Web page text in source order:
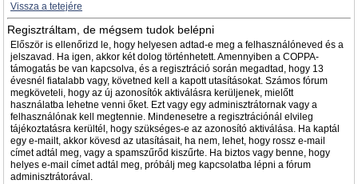
Vissza a tetejére
Regisztráltam, de mégsem tudok belépni
Először is ellenőrizd le, hogy helyesen adtad-e meg a felhasználóneved és a
jelszavad. Ha igen, akkor két dolog történhetett. Amennyiben a COPPA-
támogatás be van kapcsolva, és a regisztráció során megadtad, hogy 13
évesnél fiatalabb vagy, követned kell a kapott utasításokat. Számos fórum
megköveteli, hogy az új azonosítók aktiválásra kerüljenek, mielőtt
használatba lehetne venni őket. Ezt vagy egy adminisztrátornak vagy a
felhasználónak kell megtennie. Mindenesetre a regisztrációnál elvileg
tájékoztatásra kerültél, hogy szükséges-e az azonosító aktiválása. Ha kaptál
egy e-mailt, akkor kövesd az utasításait, ha nem, lehet, hogy rossz e-mail
címet adtál meg, vagy a spamszűrőd kiszűrte. Ha biztos vagy benne, hogy
helyes e-mail címet adtál meg, próbálj meg kapcsolatba lépni a fórum
adminisztrátorával.